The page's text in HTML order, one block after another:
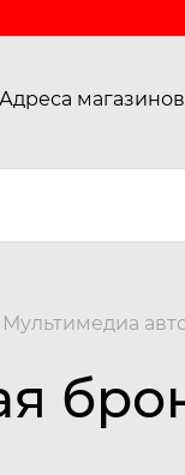
Адреса магазинов
Мультимедиа